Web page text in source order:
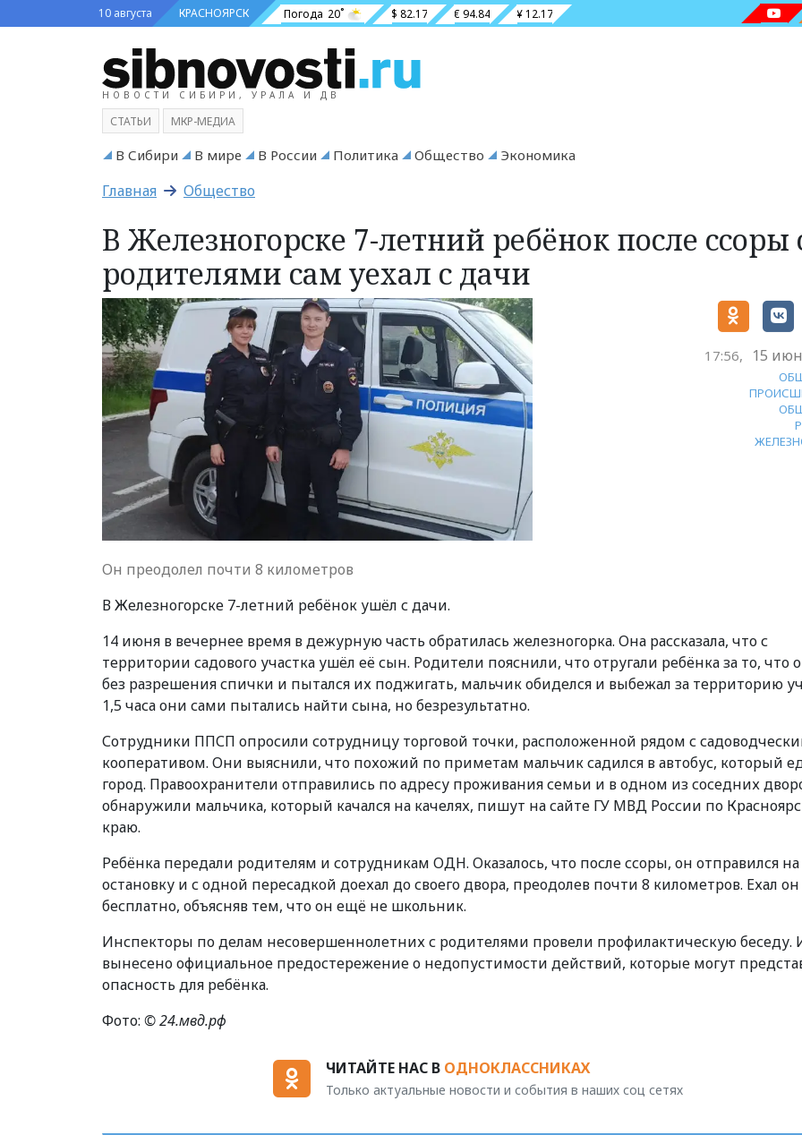
10 августа КРАСНОЯРСК Погода 20˚ $ 82.17 € 94.84 ¥ 12.17
НОВОСТИ СИБИРИ, УРАЛА И ДВ
СТАТЬИ МКР-МЕДИА
В Сибири В мире В России Политика Общество Экономика
Главная Общество
В Железногорске 7-летний ребёнок после ссоры
родителями сам уехал с дачи
17:56, 15
Он преодолел почти 8 километров
В Железногорске 7-летний ребёнок ушёл с дачи.
14 июня в вечернее время в дежурную часть обратилась железногорка. Она рассказала, что с
территории садового участка ушёл её сын. Родители пояснили, что отругали ребёнка за то, что
без разрешения спички и пытался их поджигать, мальчик обиделся и выбежал за территорию
1,5 часа они сами пытались найти сына, но безрезультатно.
Сотрудники ППСП опросили сотрудницу торговой точки, расположенной рядом с
кооперативом. Они выяснили, что похожий по приметам мальчик садился в автобус, который
город. Правоохранители отправились по адресу проживания семьи и в одном из соседних
обнаружили мальчика, который качался на качелях, пишут на сайте ГУ МВД России по
краю.
Ребёнка передали родителям и сотрудникам ОДН. Оказалось, что после ссоры, он отправился на
остановку и с одной пересадкой доехал до своего двора, преодолев почти 8 километров. Ехал он
бесплатно, объясняв тем, что он ещё не школьник.
Инспекторы по делам несовершеннолетних с родителями провели профилактическую беседу.
вынесено официальное предостережение о недопустимости действий, которые могут
опасность для ребёнка.
Фото: ©24.мвд.рф
ЧИТАЙТЕ НАС В ОДНОКЛАССНИКАХ
Только актуальные новости и события в наших соц сетях